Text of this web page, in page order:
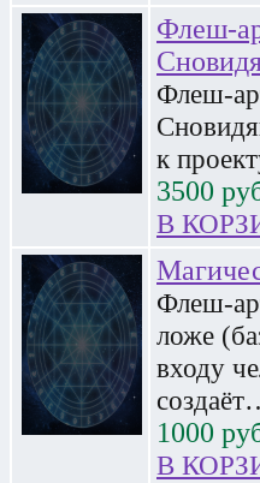
Флеш-
Флеш-
к
3500
В
Флеш-
ложе
входу
1000
В